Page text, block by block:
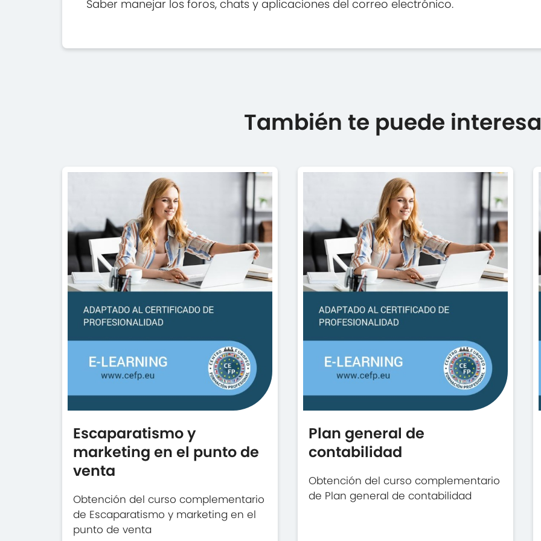
Saber manejar los foros, chats y aplicaciones del correo electrónico.
También te puede
Escaparatismo y
marketing en el punto de
venta
Obtención del curso complementario
de Escaparatismo y marketing en el
punto de venta
Plan general de
contabilidad
Obtención del curso complementario
de Plan general de contabilidad